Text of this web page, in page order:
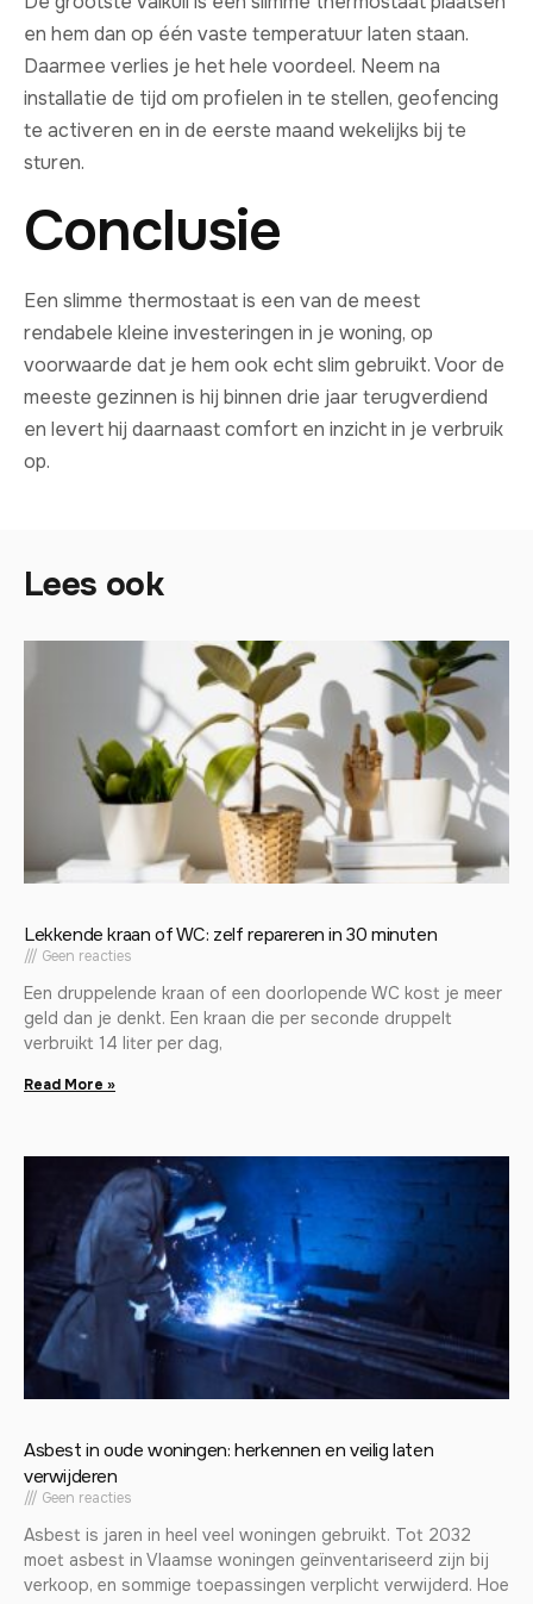
en hem dan op één vaste temperatuur laten staan.
Daarmee verlies je het hele voordeel. Neem na
installatie de tijd om profielen in te stellen, geofencing
te activeren en in de eerste maand wekelijks bij te
sturen.
Conclusie
Een slimme thermostaat is een van de meest
rendabele kleine investeringen in je woning, op
voorwaarde dat je hem ook echt slim gebruikt. Voor de
meeste gezinnen is hij binnen drie jaar terugverdiend
en levert hij daarnaast comfort en inzicht in je verbruik
op.
Lees ook
Lekkende kraan of WC: zelf repareren in 30 minuten
Geen reacties
Een druppelende kraan of een doorlopende WC kost je meer
geld dan je denkt. Een kraan die per seconde druppelt
verbruikt 14 liter per dag,
Read More »
Asbest in oude woningen: herkennen en veilig laten
verwijderen
Geen reacties
Asbest is jaren in heel veel woningen gebruikt. Tot 2032
moet asbest in Vlaamse woningen geïnventariseerd zijn bij
verkoop, en sommige toepassingen verplicht verwijderd. Hoe